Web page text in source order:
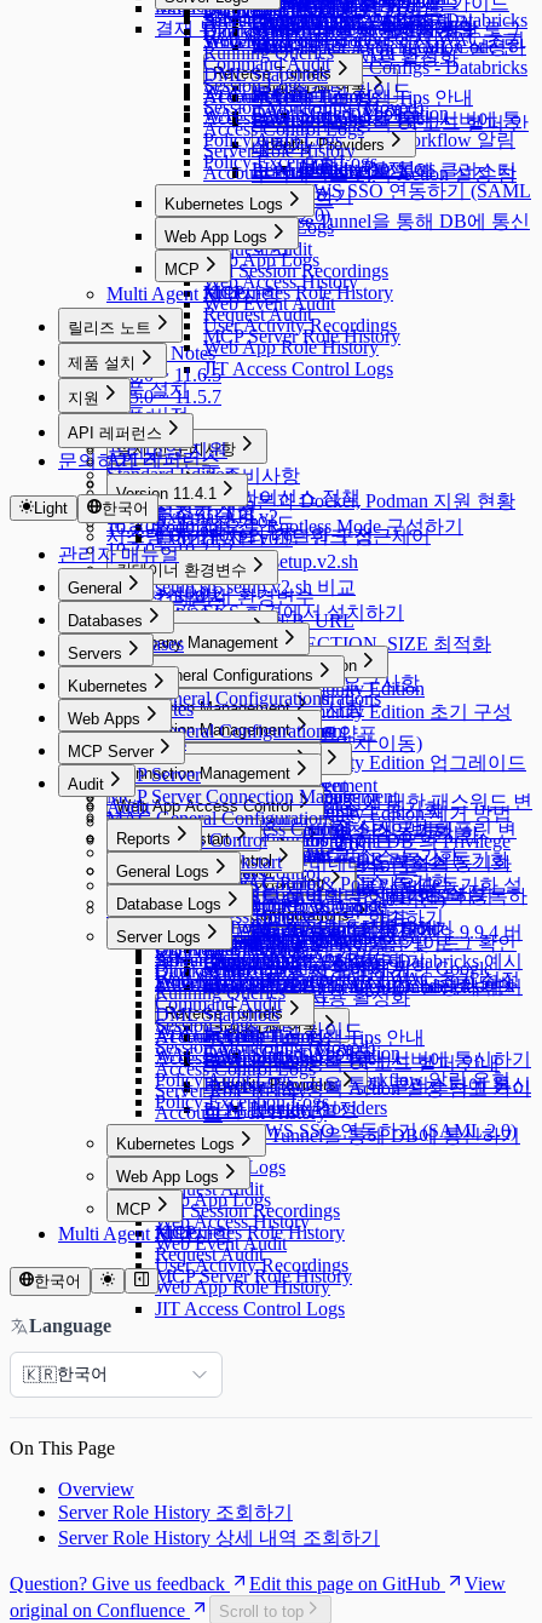
Request)
결재 부가 기능 (대리 결재, 재상신 등)
Multi Agent - qpctl CLI 사용 가이드
Google SAML 연동하기
Multi-Factor Authentication 설정하
기
OAuth 2.0을 사용하기 위한
Google Cloud API 연동
Slack DM 연동
Slack DM 연동
Slack DM - Workflow 알림
유형
OAuth Client Application
Identity Providers
Identity Providers
AWS SSO 연동하기 (SAML
2.0)
LLM Provider 설정
Custom Data Source 설정 및 로그
확인
Custom JDBC Configs - Databricks
예시
Custom JDBC Configs - Databricks
예시
ProxyJump 생성하기
Server Privilege 부여하기
Policies
서버 접근 정책 설정하기
Server Proxy 사용 활성화
Command Templates
Blocked Accounts
쿠버네티스 정책 설정하기
쿠버네티스 정책 YAML Code 문
법 안내
쿠버네티스 정책 Tips 안내
쿠버네티스 정책 UI 코드 헬퍼 안
내
쿠버네티스 정책 Action 설정 참
고 가이드
Root CA 인증서 설치 가이드
Web App Configurations에서 WAC 초기
설정하기
WAC 트러블슈팅 가이드
WAC FAQ
Admin Role History
Workflow Logs
Reverse Tunnels
Reverse Tunnels
Reverse Tunnel을 통해 서버에 통
신하기
Reverse Tunnel을 통해 클러스터
에 통신하기
Reverse Tunnel을 통해 DB에 통신
하기
AI Chat Audit
DB Access History
Query Audit
Running Queries
DML Snapshots
Account Lock History
Access Control Logs
Policy Audit Logs
Policy Exception Logs
Server Logs
Server Access History
Command Audit
Session Logs
Session Monitoring (Moved)
Access Control Logs
Server Role History
Account Lock History
Kubernetes Logs
Kubernetes Logs
Request Audit
Pod Session Recordings
Kubernetes Role History
Web App Logs
Web App Logs
Web Access History
Web Event Audit
User Activity Recordings
Web App Role History
JIT Access Control Logs
MCP
MCP
Request Audit
MCP Server Role History
Multi Agent 제약사항
릴리즈 노트
Release Notes
11.6.0 ~ 11.6.5
11.5.0 ~ 11.5.7
11.4.0
11.3.0
11.2.0
11.1.0 ~ 11.1.2
11.0.0
10.3.0 ~ 10.3.4
10.2.0 ~ 10.2.12
10.1.0 ~ 10.1.11
10.0.0 ~ 10.0.2
9.20.0 ~ 9.20.2
9.19.0
9.18.0 ~ 9.18.3
9.17.0 ~ 9.17.1
9.16.0 ~ 9.16.4
9.15.0 ~ 9.15.4
9.14.0 ~ 9.14.3
9.13.0 ~ 9.13.5
9.12.0 ~ 9.12.14
9.12.0 ~ 9.12.14
메뉴 개선 가이드 (9.12.0)
9.11.0 ~ 9.11.5
9.10.0 ~ 9.10.4
9.10.0 ~ 9.10.4
External API 변경사항 (9.10.0 버전)
9.9.0 ~ 9.9.8
9.9.0 ~ 9.9.8
External API 변경사항 (9.8.10 버전 > 9.9.4 버
전)
External API 변경사항 (9.9.4 버전 > 9.9.5 버
전)
9.8.0 ~ 9.8.12
제품 설치
제품 설치
제품 버전
설치 전 준비사항
설치 전 준비사항
리눅스 배포본과 Docker, Podman 지원 현황
Podman 으로 Rootless Mode 구성하기
설치하기
설치하기
설치 가이드 - 간단한 구성
설치 가이드 - setup.v2.sh
setup.sh, setup.v2.sh 비교
AWS EKS 환경에서 설치하기
설치 후 초기 설정
시스템 아키텍처와 네트워크 접근제어
컨테이너 환경변수
컨테이너 환경변수
QUERYPIE_WEB_URL
DB_MAX_CONNECTION_SIZE 최적화
라이선스 설치
서버구성 요구사항
서버구성 요구사항
Public Cloud 운영서버 요구사항
On-Premise VM 요구사항
서버구성 요구사항 요약표
QueryPie ACP Community Edition
QueryPie ACP Community Edition
QueryPie ACP Community Edition 초기 구성
가이드
QueryPie ACP Community Edition 업그레이드
방법
QueryPie ACP Community Edition 제거 방법
MCP 설정 가이드
지원
지원
프리미엄 지원
Standard Edition
Standard Edition 라이선스 정책
운영 로그 수집 가이드
API 레퍼런스
API 레퍼런스
Version 11.4.1
External API v2
External API v0.9
문의하기
Light 한국어
관리자 매뉴얼
General
General
Company Management
Company Management
General
Security
Allowed Zones
Channels
Alerts
Alerts
New Request > 요청 타입별 템플릿 변
수
Licenses
User Management
User Management
Users
Users
사용자 프로필
qp-admin 기본 계정에 대한 패스워드 변
경 강제화 및 계정 삭제 기능
Groups
Roles
Profile Editor
Profile Editor
Custom Attribute
Authentication
Authentication
Okta 연동하기
LDAP 연동하기
AWS SSO 연동하기
Google SAML 연동하기
Multi-Factor Authentication 설정하기
Provisioning
Provisioning
Provisioning 활성화 하기
[Okta] 프로비저닝 연동 가이드
Workflow Management
Workflow Management
All Requests
Approval Rules
Workflow Configurations
System
System
Integrations
Integrations
Syslog 연동
Splunk 연동
Secret Store 연동
Email 연동
Event Callback 연동
OAuth 2.0을 사용하기 위한 Google
Cloud API 연동
Slack DM 연동
Slack DM 연동
Slack DM - Workflow 알림 유형
OAuth Client Application
Identity Providers
Identity Providers
AWS SSO 연동하기 (SAML 2.0)
LLM Provider 설정
API Token
Jobs
Maintenance
Databases
Databases
DAC General Configurations
DAC General Configurations
Unmasking Zones
Masking Pattern (메뉴 위치 이동)
Connection Management
Connection Management
Cloud Providers
Cloud Providers
AWS에서 DB 리소스 동기화
MS Azure에서 DB 리소스 동기화
Google Cloud에서 DB 리소스 동기화
Dry Run 기능으로 클라우드 동기화 설
정 확인하기
DB Connections
DB Connections
MongoDB 전용 가이드
DocumentDB 전용 가이드
Google BigQuery OAuth 인증 설정
AWS Athena 전용 가이드
Custom Data Source 설정 및 로그 확인
SSL Configurations
SSH Configurations
Kerberos Configurations
Custom JDBC Configs
Custom JDBC Configs
QSI Parser Selection
Custom JDBC Configs - Databricks 예시
Custom JDBC Configs - Databricks 예시
DB Access Control
DB Access Control
Privilege Type
Privilege Type
MongoDB / Document DB 의 Privilege
Type Mapping
Access Control
Policies
Policies
Data Access
Masking Pattern
Data Masking
Sensitive Data
Policy Exception
Query Rules
Ledger Management
Ledger Management
Ledger Table Policy
Ledger Approval Rules
(New) Policy Management
(New) Policy Management
Data Paths
Data Policies
Exception Management
Monitoring
Monitoring
Running Queries
Proxy Management
Servers
Servers
SAC General Configurations
Connection Management
Connection Management
Cloud Providers
Cloud Providers
AWS에서 서버 리소스 동기화
Azure에서 서버 리소스 동기화
GCP에서 서버 리소스 동기화
Servers
Servers
수동으로 개별 서버 등록하기
Server Groups
Server Groups
서버를 그룹으로 관리하기
Server Agents for RDP
Server Agents for RDP
Server Agent 설치 및 제거하기
ProxyJump Configurations
ProxyJump Configurations
ProxyJump 생성하기
Server Account Management
Server Account Management
Server Account Templates
SSH Key Configurations
Account Management
Password Provisioning
Password Provisioning
패스워드 변경 Job 생성하기
Session Monitoring
Server Access Control
Server Access Control
Access Control
Access Control
Permissions 부여 및 회수하기
Role 부여 및 회수하기
Server Privilege 부여하기
Roles
Policies
Policies
서버 접근 정책 설정하기
Server Proxy 사용 활성화
Command Templates
Blocked Accounts
Kubernetes
Kubernetes
KAC General Configurations
Connection Management
Connection Management
Cloud Providers
Cloud Providers
AWS에서 쿠버네티스 리소스 동기화
Clusters
Clusters
수동으로 쿠버네티스 클러스터 등록하
기
K8s Access Control
K8s Access Control
Access Control
Access Control
쿠버네티스 역할 부여 및 회수하기
Roles
Roles
쿠버네티스 역할 설정하기
Policies
Policies
쿠버네티스 정책 설정하기
쿠버네티스 정책 YAML Code 문법 안
내
쿠버네티스 정책 Tips 안내
쿠버네티스 정책 UI 코드 헬퍼 안내
쿠버네티스 정책 Action 설정 참고 가이
드
Web Apps
Web Apps
Connection Management
Connection Management
Web Apps
Web App Configurations
Web App Access Control
Web App Access Control
Access Control
Access Control
Role 부여 및 회수하기
Roles
Policies
WAC Quickstart
WAC Quickstart
[~10.2.7] WAC Role & Policy Guide
[10.2.8~] WAC RBAC Guide
[10.3.0 ~] WAC JIT 권한 획득 Guide
Root CA 인증서 설치 가이드
Web App Configurations에서 WAC 초기 설정
하기
WAC 트러블슈팅 가이드
WAC FAQ
MCP Server
MCP Server
MCP Server Connection Management
MAC General Configurations
MCP Access Control
Audit
Audit
Reports
Reports
Reports
Audit Log Export
General Logs
General Logs
User Access History
Activity Logs
Admin Role History
Workflow Logs
Reverse Tunnels
Reverse Tunnels
Reverse Tunnel을 통해 서버에 통신하기
Reverse Tunnel을 통해 클러스터에 통신
하기
Reverse Tunnel을 통해 DB에 통신하기
AI Chat Audit
Database Logs
Database Logs
DB Access History
Query Audit
Running Queries
DML Snapshots
Account Lock History
Access Control Logs
Policy Audit Logs
Policy Exception Logs
Server Logs
Server Logs
Server Access History
Command Audit
Session Logs
Session Monitoring (Moved)
Access Control Logs
Server Role History
Account Lock History
Kubernetes Logs
Kubernetes Logs
Request Audit
Pod Session Recordings
Kubernetes Role History
Web App Logs
Web App Logs
Web Access History
Web Event Audit
User Activity Recordings
Web App Role History
JIT Access Control Logs
MCP
MCP
Request Audit
MCP Server Role History
Multi Agent 제약사항
한국어
Language
🇰🇷한국어
On This Page
Overview
Server Role History 조회하기
Server Role History 상세 내역 조회하기
Question? Give us feedback Edit this page on GitHub
View
original on Confluence
Scroll to top